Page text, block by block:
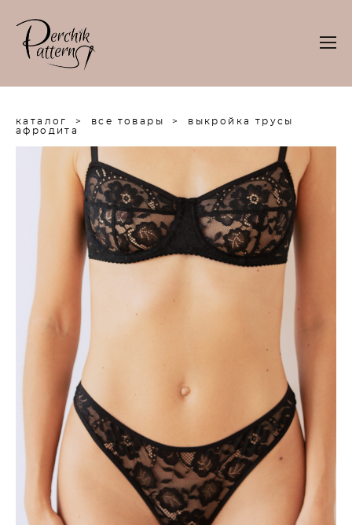
каталог > все товары >
выкройка трусы
афродита